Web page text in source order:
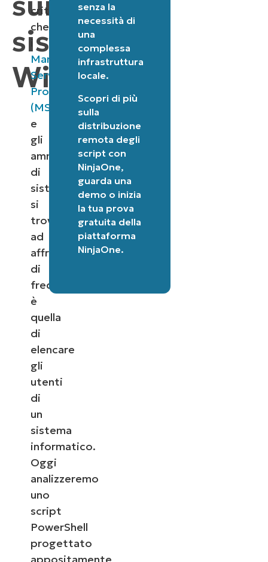
sistemi
Windows
critica
che
Managed
Service
Provider
(MSP)
e
gli
amministratori
di
sistema
si
trovano
ad
affrontare
di
frequente
è
quella
di
elencare
gli
utenti
di
un
sistema
informatico.
Oggi
analizzeremo
uno
script
PowerShell
progettato
senza la
necessità di
una
complessa
infrastruttura
locale.
Scopri di più
sulla
distribuzione
remota degli
script con
NinjaOne,
guarda una
demo o inizia
la tua prova
gratuita della
piattaforma
NinjaOne.